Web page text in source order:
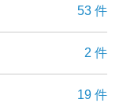
53 件
2 件
19 件